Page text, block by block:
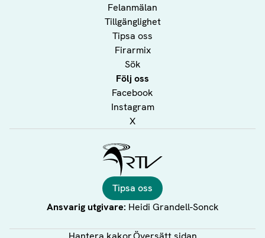
Felanmälan
Tillgänglighet
Tipsa oss
Firarmix
Sök
Följ oss
Facebook
Instagram
X
Tipsa oss
Ansvarig utgivare: Heidi Grandell-Sonck